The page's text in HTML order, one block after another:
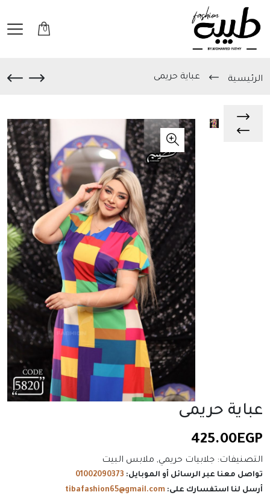
0
الرئيسية عباية حريمى
عباية حريمى
425.00EGP
التصنيفات: جلابيات حريمي, ملابس البيت
تواصل معنا عبر الرسائل أو الموبايل: 01002090373
أرسل لنا استفسارك على: tibafashion65@gmail.com